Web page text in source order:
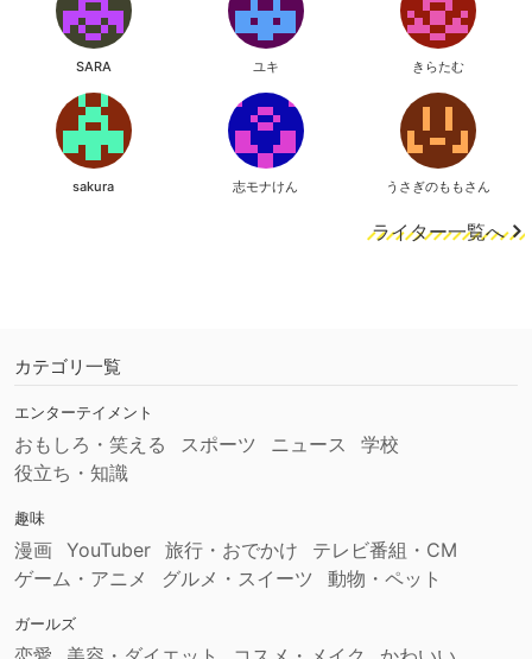
SARA ユキ きらたむ
sakura 志モナけん うさぎのももさん
ライター一覧へ
カテゴリ一覧
エンターテイメント
おもしろ・笑える スポーツ ニュース
学校
役立ち・知識
趣味
漫画 YouTuber 旅行・おでかけ
テレビ番組・CM
ゲーム・アニメ
グルメ・スイーツ 動物・ペット
ガールズ